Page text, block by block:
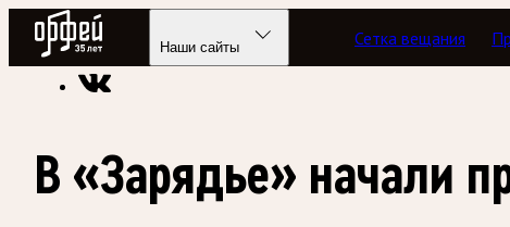
Радио Орфей
Наши сайты Сетка вещания
Радио классической музыки «Орфей» Новости
В «Зарядье» начали